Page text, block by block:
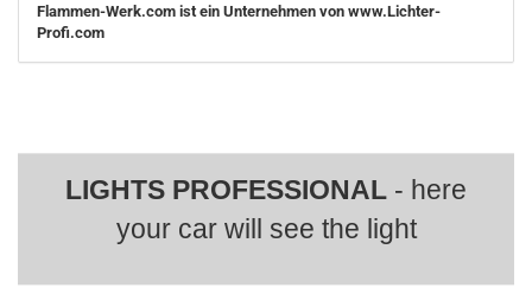
Flammen-Werk.com ist ein Unternehmen von www.Lichter-
Profi.com
LIGHTS PROFESSIONAL - here
your car will see the light